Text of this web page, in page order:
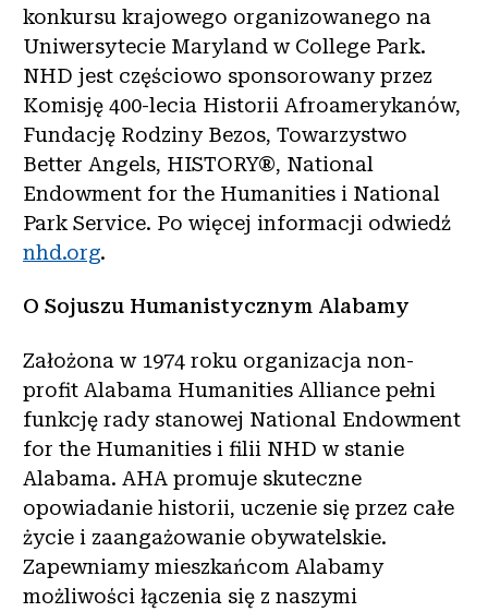
konkursu krajowego organizowanego na
Uniwersytecie Maryland w College Park.
NHD jest częściowo sponsorowany przez
Komisję 400-lecia Historii Afroamerykanów,
Fundację Rodziny Bezos, Towarzystwo
Better Angels, HISTORY®, National
Endowment for the Humanities i National
Park Service. Po więcej informacji odwiedź
nhd.org.
O Sojuszu Humanistycznym Alabamy
Założona w 1974 roku organizacja non-
profit Alabama Humanities Alliance pełni
funkcję rady stanowej National Endowment
for the Humanities i filii NHD w stanie
Alabama. AHA promuje skuteczne
opowiadanie historii, uczenie się przez całe
życie i zaangażowanie obywatelskie.
Zapewniamy mieszkańcom Alabamy
możliwości łączenia się z naszymi